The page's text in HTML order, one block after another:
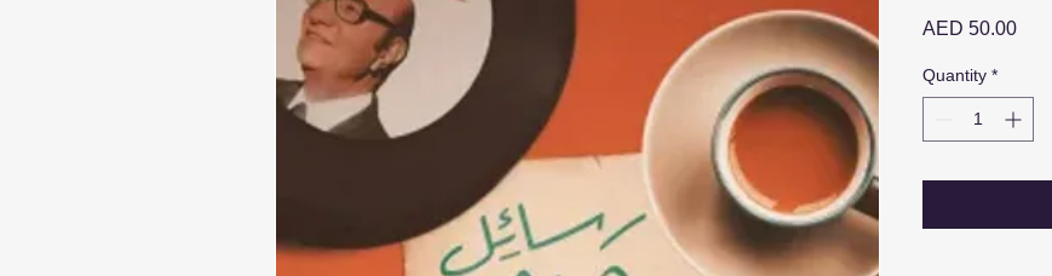
AED 50.00Price
Quantity *